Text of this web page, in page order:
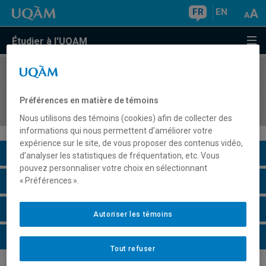
FR EN
Étudier à l'UQAM
COURS//
ressources humaines
Description du cours
Horaire - Été 2026
Horaire - Automne 2026
Horaire - Hiver 2027
Préférences en matière de témoins
Nous utilisons des témoins (cookies) afin de collecter des
informations qui nous permettent d’améliorer votre
expérience sur le site, de vous proposer des contenus vidéo,
d’analyser les statistiques de fréquentation, etc. Vous
pouvez personnaliser votre choix en sélectionnant
« Préférences ».
Tout refuser
Autoriser les témoins